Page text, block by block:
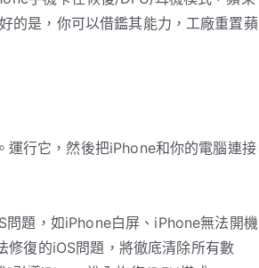
的是，你可以借鑑其能力，工廠重置蘋
運行它，然後把iPhone和你的電腦連接
問題，如iPhone白屏、iPhone無法開機
修復的iOS問題，將徹底清除所有數